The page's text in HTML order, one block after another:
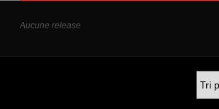
Aucune release